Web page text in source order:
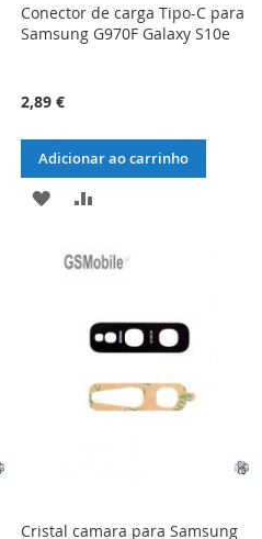
Conector de carga Tipo-C para
Samsung G970F Galaxy S10e
2,89 €
Adicionar ao carrinho
ADICIONAR
LISTA
DESEJOS
ADICIONAR
COMPARAÇÃO
Cristal camara para Samsung